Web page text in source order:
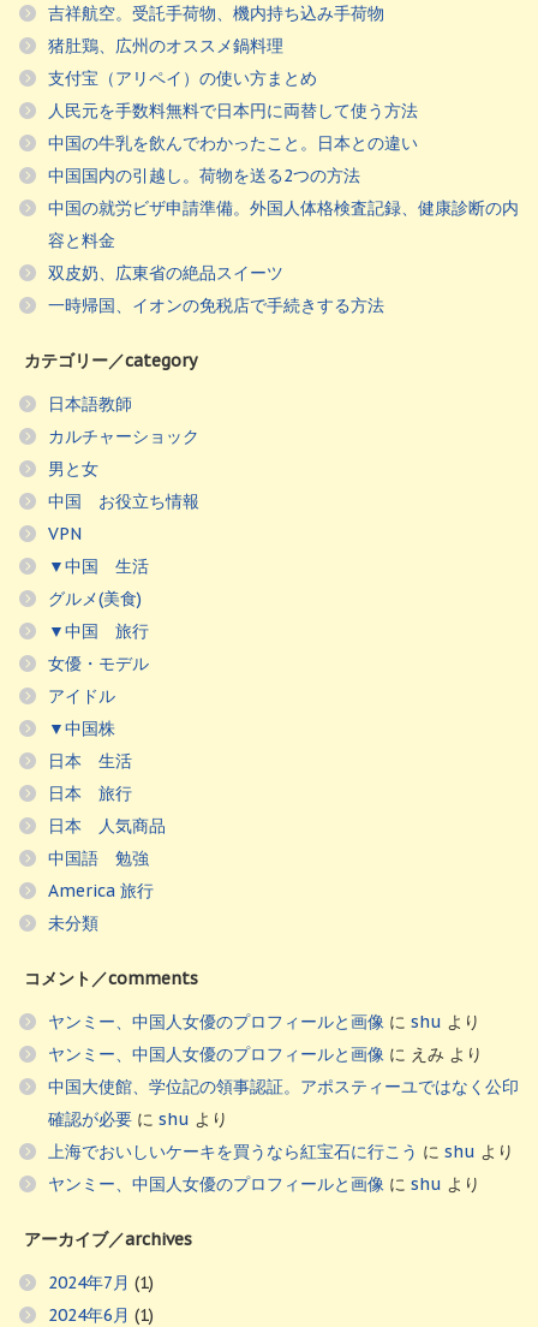
吉祥航空。受託手荷物、機内持ち込み手荷物
猪肚鶏、広州のオススメ鍋料理
支付宝（アリペイ）の使い方まとめ
人民元を手数料無料で日本円に両替して使う方法
中国の牛乳を飲んでわかったこと。日本との違い
中国国内の引越し。荷物を送る2つの方法
中国の就労ビザ申請準備。外国人体格検査記録、健康診断の内
容と料金
双皮奶、広東省の絶品スイーツ
一時帰国、イオンの免税店で手続きする方法
カテゴリー／category
日本語教師
カルチャーショック
男と女
中国 お役立ち情報
VPN
▼中国 生活
グルメ(美食)
▼中国 旅行
女優・モデル
アイドル
▼中国株
日本 生活
日本 旅行
日本 人気商品
中国語 勉強
America 旅行
未分類
コメント／comments
ヤンミー、中国人女優のプロフィールと画像 に shu より
ヤンミー、中国人女優のプロフィールと画像 に えみ より
中国大使館、学位記の領事認証。アポスティーユではなく公印
確認が必要 に shu より
上海でおいしいケーキを買うなら紅宝石に行こう に shu より
ヤンミー、中国人女優のプロフィールと画像 に shu より
アーカイブ／archives
2024年7月 (1)
2024年6月 (1)